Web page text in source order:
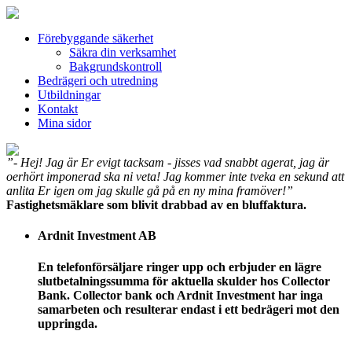
Förebyggande säkerhet
Säkra din verksamhet
Bakgrundskontroll
Bedrägeri och utredning
Utbildningar
Kontakt
Mina sidor
”- Hej! Jag är Er evigt tacksam - jisses vad snabbt agerat, jag är
oerhört imponerad ska ni veta! Jag kommer inte tveka en sekund att
anlita Er igen om jag skulle gå på en ny mina framöver!”
Fastighetsmäklare som blivit drabbad av en bluffaktura.
Ardnit Investment AB
En telefonförsäljare ringer upp och erbjuder en lägre
slutbetalningssumma för aktuella skulder hos Collector
Bank. Collector bank och Ardnit Investment har inga
samarbeten och resulterar endast i ett bedrägeri mot den
uppringda.